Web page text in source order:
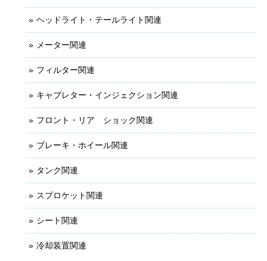
ヘッドライト・テールライト関連
メーター関連
フィルター関連
キャブレター・インジェクション関連
フロント・リア ショック関連
ブレーキ・ホイール関連
タンク関連
スプロケット関連
シート関連
冷却装置関連